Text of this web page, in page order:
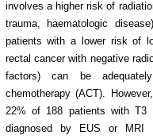
involves a higher risk of
trauma, haematologic
patients with a lower risk of
rectal cancer with negative
factors) can be
chemotherapy (ACT).
22% of 188 patients with T3
diagnosed by EUS or MRI